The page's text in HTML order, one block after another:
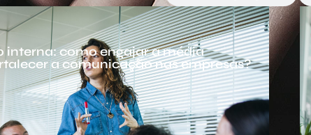
interna: como engajar a média
a comunicação nas empresas?